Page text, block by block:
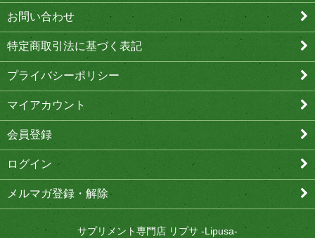
お問い合わせ
特定商取引法に基づく表記
プライバシーポリシー
マイアカウント
会員登録
ログイン
メルマガ登録・解除
サプリメント専門店 リプサ -Lipusa-